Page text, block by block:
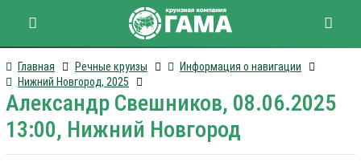
Главная Речные круизы
Информация о навигации
Нижний Новгород, 2025
Александр Свешников, 08.06.2025
13:00, Нижний Новгород